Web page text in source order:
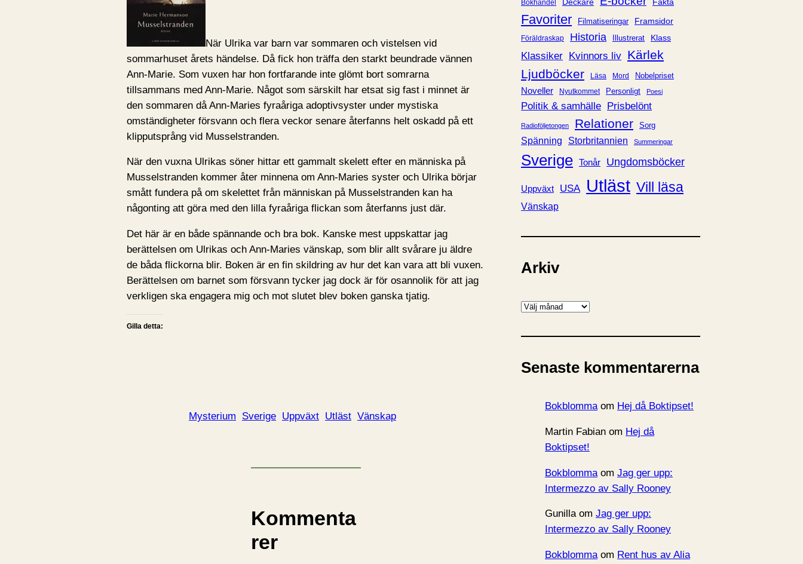
När Ulrika var barn var sommaren och vistelsen vid
sommarhuset årets händelse. Då fick hon träffa den starkt beundrade vännen
Ann-Marie. Som vuxen har hon fortfarande inte glömt bort somrarna
tillsammans med Ann-Marie. Något som särskilt har etsat sig fast i minnet är
den sommaren då Ann-Maries fyraåriga adoptivsyster under mystiska
omständigheter försvann och flera veckor senare återfanns helt oskadd på ett
klipputsprång vid Musselstranden.
När den vuxna Ulrikas söner hittar ett gammalt skelett efter en människa på
Musselstranden kommer åter minnena om Ann-Maries syster och Ulrika börjar
smått fundera på om skelettet från människan på Musselstranden kan ha
någonting att göra med den lilla fyraåriga flickan som återfanns just där.
Det här är en både spännande och bra bok. Kanske mest uppskattar jag
berättelsen om Ulrikas och Ann-Maries vänskap, som blir allt svårare ju äldre
de båda flickorna blir. Boken är en fin skildring av hur det kan vara att bli vuxen.
Berättelsen om barnet som försvann tycker jag dock är för osannolik för att jag
verkligen ska engagera mig och mot slutet blev boken ganska tjatig.
Gilla detta:
Mysterium Sverige Uppväxt Utläst Vänskap
Kommenta
rer
e
r
Bokhandel
Favoriter Filmatiseringar Framsidor
Föräldraskap Historia Illustrerat Klass
Klassiker Kvinnors liv Kärlek
Ljudböcker
Läsa Mord Nobelpriset
Noveller Nyutkommet Personligt Poesi
Politik & samhälle Prisbelönt
Radioföljetongen Relationer Sorg
Spänning Storbritannien Summeringar
Sverige Tonår Ungdomsböcker
Uppväxt USA Utläst Vill läsa
Vänskap
Arkiv
A
k
v
Senaste kommentarerna
Bokblommaom Hej då Boktipset!
Martin Fabian om Hej då
Boktipset!
Bokblomma om Jag ger upp:
Intermezzo av Sally Rooney
Gunillaom Jag ger upp:
Intermezzo av Sally Rooney
Bokblommaom Rent hus av Alia